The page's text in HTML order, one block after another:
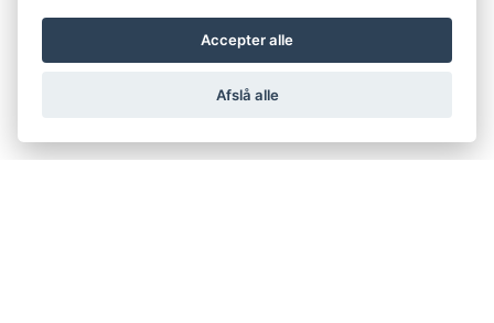
Accepter alle
Afslå alle